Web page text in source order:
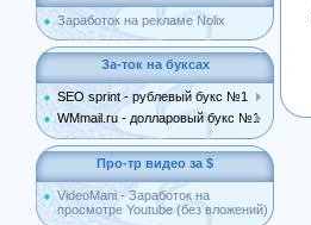
Заработок на рекламе Nolix
За-ток на буксах
SEO sprint - рублевый букс №1
WMmail.ru - долларовый букс №1
Про-тр видео за $
VideoMani - Заработок на
просмотре Youtube (без вложений)